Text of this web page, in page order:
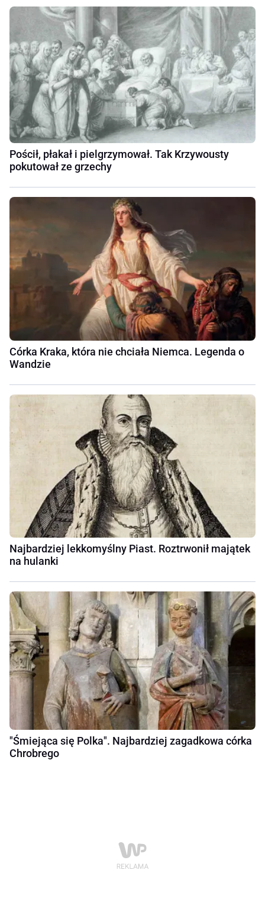
Pościł, płakał i pielgrzymował. Tak Krzywousty
pokutował ze grzechy
Córka Kraka, która nie chciała Niemca. Legenda o
Wandzie
Najbardziej lekkomyślny Piast. Roztrwonił majątek
na hulanki
"Śmiejąca się Polka". Najbardziej zagadkowa córka
Chrobrego